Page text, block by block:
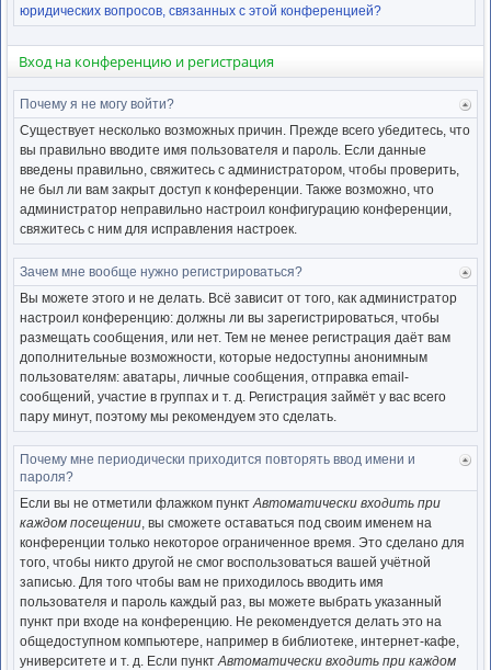
юридических вопросов, связанных с этой конференцией?
Вход на конференцию и регистрация
к
Почему я не могу войти?
Существует несколько возможных причин. Прежде всего убедитесь, что
вы правильно вводите имя пользователя и пароль. Если данные
введены правильно, свяжитесь с администратором, чтобы проверить,
не был ли вам закрыт доступ к конференции. Также возможно, что
администратор неправильно настроил конфигурацию конференции,
свяжитесь с ним для исправления настроек.
Зачем мне вообще нужно регистрироваться?
Вы можете этого и не делать. Всё зависит от того, как администратор
настроил конференцию: должны ли вы зарегистрироваться, чтобы
размещать сообщения, или нет. Тем не менее регистрация даёт вам
дополнительные возможности, которые недоступны анонимным
пользователям: аватары, личные сообщения, отправка email-
сообщений, участие в группах и т. д. Регистрация займёт у вас всего
пару минут, поэтому мы рекомендуем это сделать.
Почему мне периодически приходится повторять ввод имени и
пароля?
Если вы не отметили флажком пунктАвтоматически входить при
каждом посещении, вы сможете оставаться под своим именем на
конференции только некоторое ограниченное время. Это сделано для
того, чтобы никто другой не смог воспользоваться вашей учётной
записью. Для того чтобы вам не приходилось вводить имя
пользователя и пароль каждый раз, вы можете выбрать указанный
пункт при входе на конференцию. Не рекомендуется делать это на
общедоступном компьютере, например в библиотеке, интернет-кафе,
университете и т. д. Если пунктАвтоматически входить при каждом